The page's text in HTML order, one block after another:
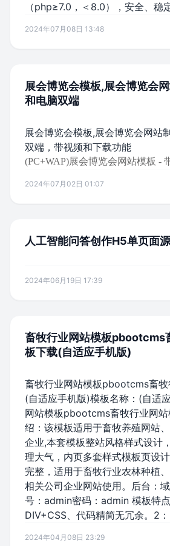
（php≥7.0，＜8.0），安全、稳
2024年07月08日 13:48
展会博览会模板,展会博览会
和电脑双端
展会博览会模板,展会博览会网站
双端，带视频和下载功能
(PC+WAP)展会博览会网站模板 -
2024年07月02日 01:07
人工智能问答创作H5单页面
2024年06月19日 17:39
畜牧行业网站模板pbootcms
板下载(自适应手机版)
畜牧行业网站模板pbootcms畜牧
(自适应手机版)模板名称：(自适
网站模板pbootcms畜牧行业网站
绍：该模板适用于畜牧养殖网站
企业,本套模板整站风格样式设计
理大气，内页多套样式模板页设
完整，适用于畜牧行业农林种植
相关公司企业网站使用。后台：
号：admin密码：admin 模板特
DIV+CSS、代码精简无冗余。2：
2024年04月08日 23:29